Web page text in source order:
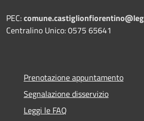
PEC:
Centralino Unico: 0575 65641
Prenotazione appuntamento
Segnalazione disservizio
Leggi le FAQ